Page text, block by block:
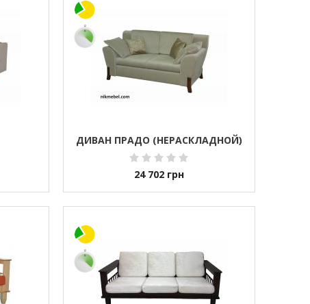
ДИВАН ПРАДО (НЕРАСКЛАДНОЙ)
24 702 грн